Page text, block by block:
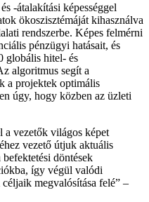
-átalakítási képességgel
ökoszisztémáját kihasználva
rendszerbe. Képes felmérni
pénzügyi hatásait, és
globális hitel- és
algoritmus segít a
a projektek optimális
úgy, hogy közben az üzleti
a vezetők világos képet
vezető útjuk aktuális
döntések
így végül valódi
megvalósítása felé
–